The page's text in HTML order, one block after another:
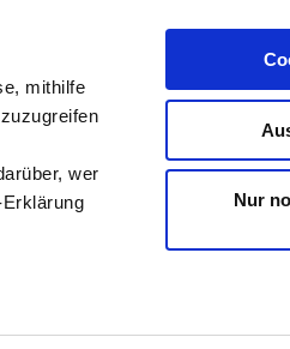
mithilfe
wer
Nur